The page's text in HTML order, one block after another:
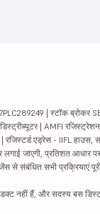
| स्टॉक ब्रोकर
| AMFI
एड्रेस - IIFL हाउस,
जाएगी, प्रतिशत आधार
से संबंधित सभी प्रक्रियाएं
हैं, और सदस्य बस